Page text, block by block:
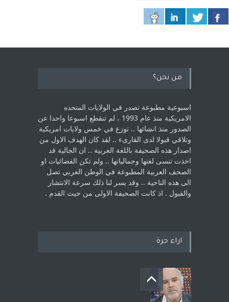
من نحن؟
اسبوعية مطبوعة تصدر في الولايات المتحده
الامريكية منذ عام 1993 ، لم ‏تنقطع اسبوعا واحدا عن
الصدور منذ انشائها .. توزع في خمس ولايات امريكية
‏وتلاقي قبولا لدى القارىء ..‏ لقد كان الهدف الاول من
اصدار هذه الصحيفة باللغة العربية .. ان الجالية قد
اخذت ‏تنسى لغتها وجمالياتها .. ولم تكن الفضائيات او
الصحف العربية المطبوعة في الوطن ‏العربي تصل
الى هذه الناحية .. وقد يسر لنا ذلك سرعة الانتشار
والقبول . اذ كانت ‏الصحيفة الاولى من حيث القدم . ‏
اراء حرة